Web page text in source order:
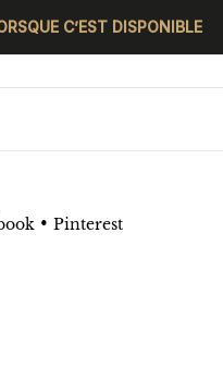
C’EST DISPONIBLE
• Pinterest